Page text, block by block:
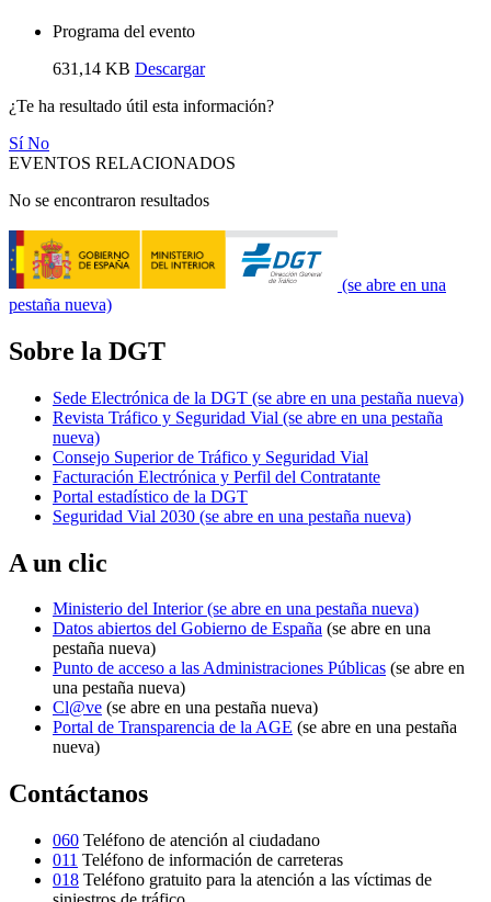
Programa del evento
631,14 KB Descargar
¿Te ha resultado útil esta información?
SíNo
EVENTOS RELACIONADOS
No se encontraron resultados
(se abre en una
pestaña nueva)
Sobre la DGT
Sede Electrónica de la DGT (se abre en una pestaña nueva)
Revista Tráfico y Seguridad Vial (se abre en una pestaña
nueva)
Consejo Superior de Tráfico y Seguridad Vial
Facturación Electrónica y Perfil del Contratante
Portal estadístico de la DGT
Seguridad Vial 2030 (se abre en una pestaña nueva)
A un clic
Ministerio del Interior(se abre en una pestaña nueva)
Datos abiertos del Gobierno de España (se abre en una
pestaña nueva)
Punto de acceso a las Administraciones Públicas (se abre en
una pestaña nueva)
Cl@ve (se abre en una pestaña nueva)
Portal de Transparencia de la AGE (se abre en una pestaña
nueva)
Contáctanos
060 Teléfono de atención al ciudadano
011 Teléfono de información de carreteras
018 Teléfono gratuito para la atención a las víctimas de